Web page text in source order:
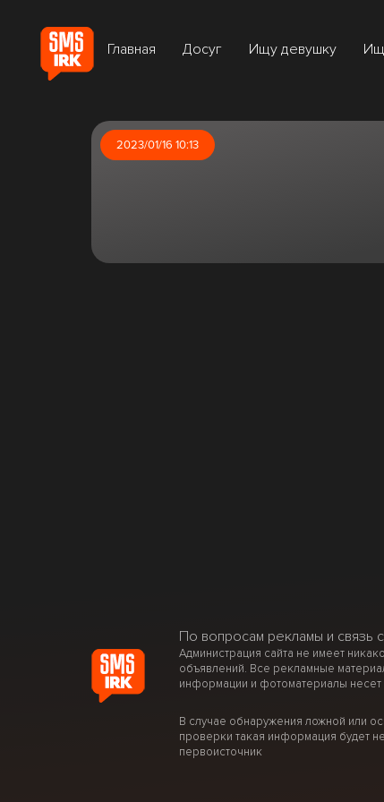
Главная Досуг Ищу девушку
2023/01/16 10:13
По вопросам рекламы и связь
Администрация сайта не имеет
объявлений. Все рекламные
информации и фотоматериалы несет
В случае обнаружения ложной или
проверки такая информация будет
первоисточник